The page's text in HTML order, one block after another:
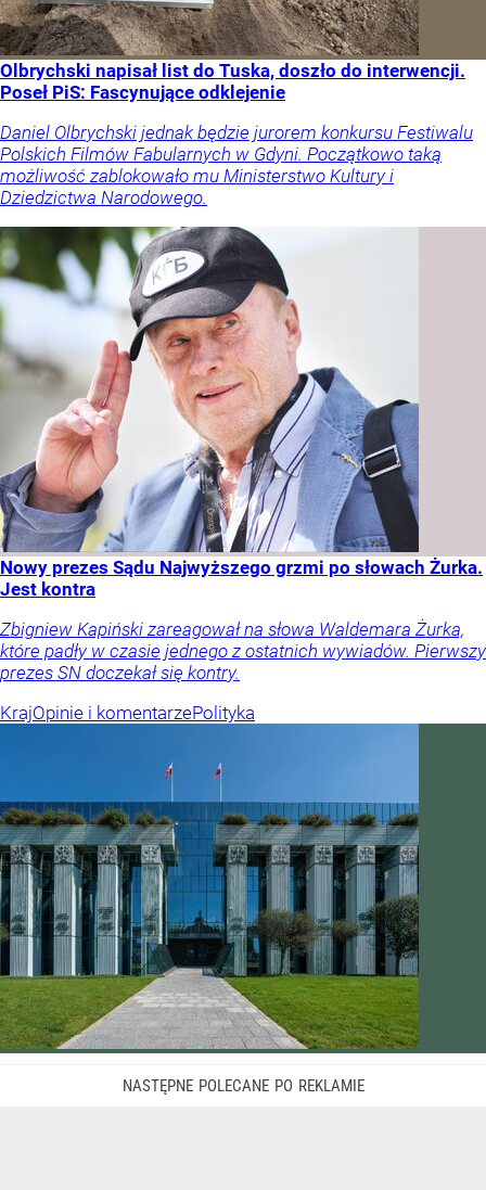
Olbrychski napisał list do Tuska, doszło do interwencji.
Poseł PiS: Fascynujące odklejenie
Daniel Olbrychski jednak będzie jurorem konkursu Festiwalu
Polskich Filmów Fabularnych w Gdyni. Początkowo taką
możliwość zablokowało mu Ministerstwo Kultury i
Dziedzictwa Narodowego.
Nowy prezes Sądu Najwyższego grzmi po słowach Żurka.
Jest kontra
Zbigniew Kapiński zareagował na słowa Waldemara Żurka,
które padły w czasie jednego z ostatnich wywiadów. Pierwszy
prezes SN doczekał się kontry.
KrajOpinie i komentarzePolityka